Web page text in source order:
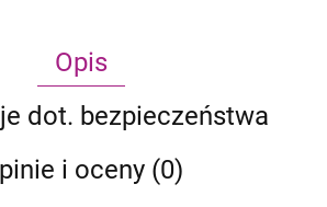
Opis
dot. bezpieczeństwa
i oceny (0)